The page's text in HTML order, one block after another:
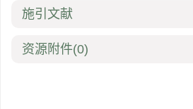
施引文献
资源附件(0)